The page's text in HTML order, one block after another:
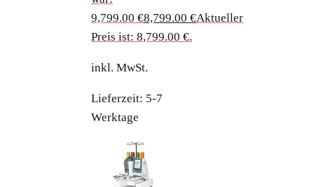
9,799.00 €8,799.00 €Aktueller
Preis ist: 8,799.00 €.
inkl. MwSt.
Lieferzeit: 5-7
Werktage